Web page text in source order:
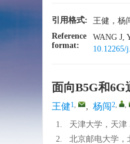
引用格式: 王健，杨
Reference
format:
WANG J,
10.12265/
面向B5G和6G
王健1, , 杨闯2, ,
1.
天津大学，天津
2.
北京邮电大学，